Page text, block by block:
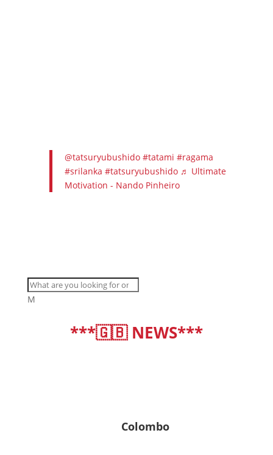
@tatsuryubushido #tatami #ragama
#srilanka #tatsuryubushido ♬ Ultimate
Motivation - Nando Pinheiro
M
***🇬🇧 NEWS***
Colombo